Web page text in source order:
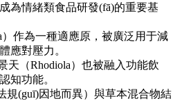
為情緒類食品研發(fā)的重要基
）作為一種適應原，被廣泛用于減
應對壓力。
天（Rhodiola）也被融入功能飲
知功能。
規(guī)因地而異）與草本混合物結